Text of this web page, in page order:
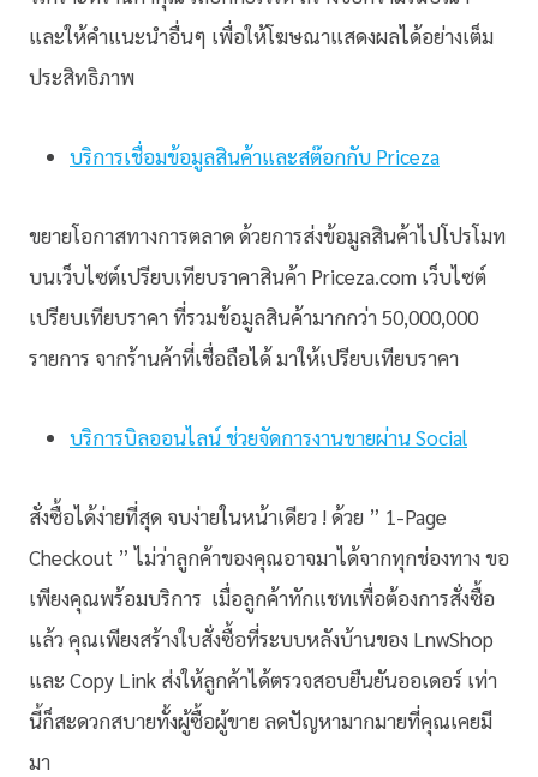
และให้คำแนะนำอื่นๆ เพื่อให้โฆษณาแสดงผลได้อย่างเต็ม
ประสิทธิภาพ
บริการเชื่อมข้อมูลสินค้าและสต๊อกกับ Priceza
ขยายโอกาสทางการตลาด ด้วยการส่งข้อมูลสินค้าไปโปรโมท
บนเว็บไซต์เปรียบเทียบราคาสินค้า Priceza.com เว็บไซต์
เปรียบเทียบราคา ที่รวมข้อมูลสินค้ามากกว่า 50,000,000
รายการ จากร้านค้าที่เชื่อถือได้ มาให้เปรียบเทียบราคา
บริการบิลออนไลน์ ช่วยจัดการงานขายผ่าน Social
สั่งซื้อได้ง่ายที่สุด จบง่ายในหน้าเดียว ! ด้วย ” 1-Page
Checkout ” ไม่ว่าลูกค้าของคุณอาจมาได้จากทุกช่องทาง ขอ
เพียงคุณพร้อมบริการ เมื่อลูกค้าทักแชทเพื่อต้องการสั่งซื้อ
แล้ว คุณเพียงสร้างใบสั่งซื้อที่ระบบหลังบ้านของ LnwShop
และ Copy Link ส่งให้ลูกค้าได้ตรวจสอบยืนยันออเดอร์ เท่า
นี้ก็สะดวกสบายทั้งผู้ซื้อผู้ขาย ลดปัญหามากมายที่คุณเคยมี
มา